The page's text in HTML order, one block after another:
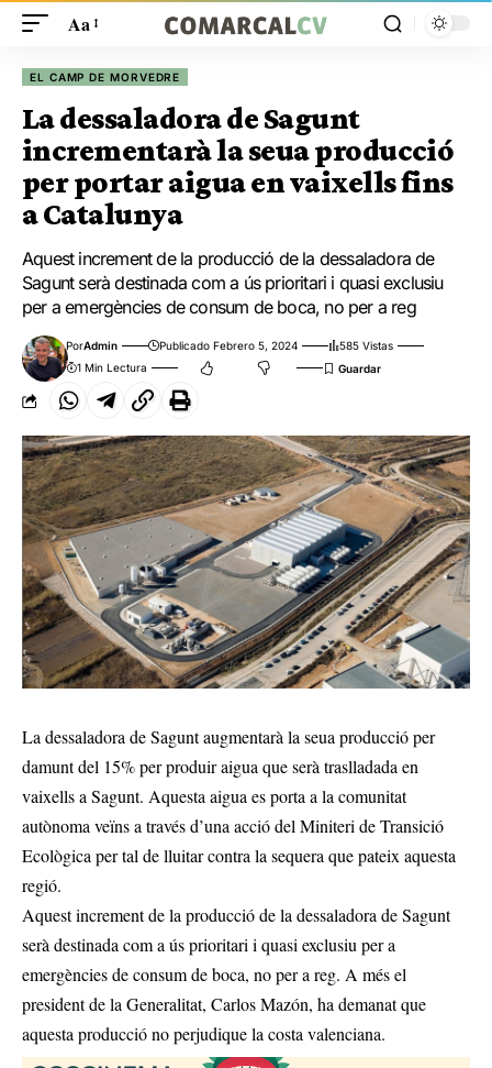
Aa
EL CAMP DE MORVEDRE
La dessaladora de Sagunt
incrementarà la seua producció
per portar aigua en vaixells fins
a Catalunya
Aquest increment de la producció de la dessaladora de
Sagunt serà destinada com a ús prioritari i quasi exclusiu
per a emergències de consum de boca, no per a reg
PorAdmin Publicado Febrero 5, 2024
585 Vistas
1 Min Lectura
La dessaladora de Sagunt augmentarà la seua producció per
damunt del 15% per produir aigua que serà traslladada en
vaixells a Sagunt. Aquesta aigua es porta a la comunitat
autònoma veïns a través d’una acció del Miniteri de Transició
Ecològica per tal de lluitar contra la sequera que pateix aquesta
regió.
Aquest increment de la producció de la dessaladora de Sagunt
serà destinada com a ús prioritari i quasi exclusiu per a
emergències de consum de boca, no per a reg. A més el
president de la Generalitat, Carlos Mazón, ha demanat que
aquesta producció no perjudique la costa valenciana.